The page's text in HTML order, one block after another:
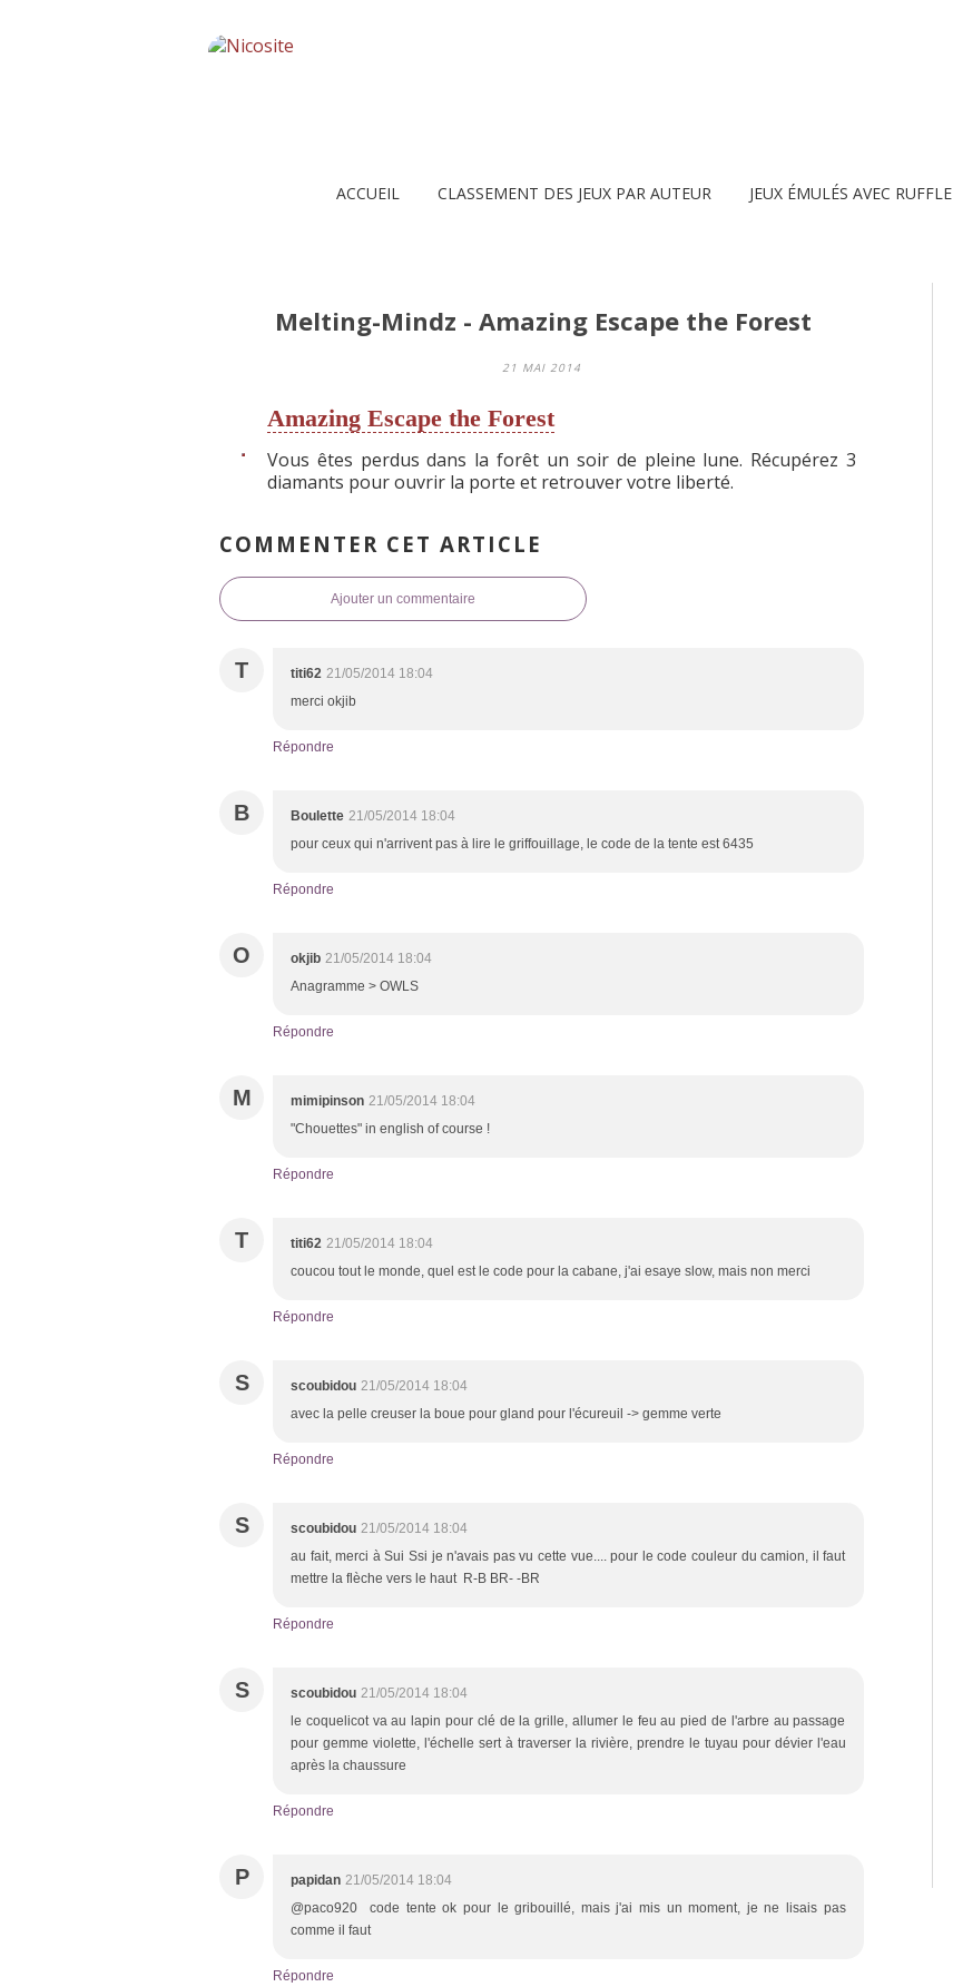
ACCUEIL CLASSEMENT DES JEUX PAR AUTEUR JEUX ÉMULÉS AVEC RUFFLE
Melting-Mindz - Amazing Escape the Forest
21 MAI 2014
Amazing Escape the Forest
Vous êtes perdus dans la forêt un soir de pleine lune. Récupérez 3
diamants pour ouvrir la porte et retrouver votre liberté.
COMMENTER CET ARTICLE
Ajouter un commentaire
T titi62 21/05/2014 18:04
merci okjib
Répondre
B Boulette 21/05/2014 18:04
pour ceux qui n'arrivent pas à lire le griffouillage, le code de la tente est 6435
Répondre
O okjib 21/05/2014 18:04
Anagramme > OWLS
Répondre
M mimipinson 21/05/2014 18:04
"Chouettes" in english of course !
Répondre
T titi62 21/05/2014 18:04
coucou tout le monde, quel est le code pour la cabane, j'ai esaye slow, mais non merci
Répondre
S scoubidou 21/05/2014 18:04
avec la pelle creuser la boue pour gland pour l'écureuil -> gemme verte
Répondre
S scoubidou 21/05/2014 18:04
au fait, merci à Sui Ssi je n'avais pas vu cette vue.... pour le code couleur du camion, il faut
mettre la flèche vers le haut R-B BR- -BR
Répondre
S scoubidou 21/05/2014 18:04
le coquelicot va au lapin pour clé de la grille, allumer le feu au pied de l'arbre au passage
pour gemme violette, l'échelle sert à traverser la rivière, prendre le tuyau pour dévier l'eau
après la chaussure
Répondre
P papidan 21/05/2014 18:04
@paco920 code tente ok pour le gribouillé, mais j'ai mis un moment, je ne lisais pas
comme il faut
Répondre